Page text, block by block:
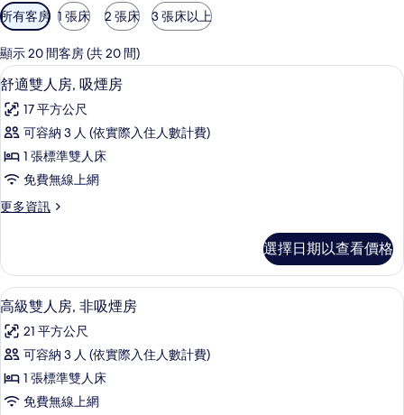
可
用
的
客
房
篩
選
條
所有客房 1 張床 2 張床 3 張床以上
顯示 20 間客房 (共 20 間)
顯
示
舒
適
雙
房,
煙
房
的
所
有
相
片
客房內保險箱、書桌、遮光布/窗簾、
8
舒適雙人房, 吸煙房
17 平方公尺
可容納 3 人 (依實際入住人數計費)
1 張標準雙人床
免費無線上網
更多資訊
更
雙
人
房,
煙
房
詳
情
選擇日期以查看價格
顯
示
高
級
雙
客房內保險箱、書桌、遮光布/窗簾、
10
高級雙人房, 非吸煙房
21 平方公尺
可容納 3 人 (依實際入住人數計費)
1 張標準雙人床
免費無線上網